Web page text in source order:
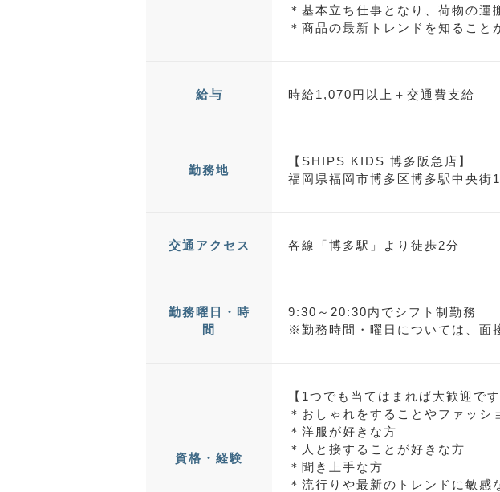
＊基本立ち仕事となり、荷物の運
＊商品の最新トレンドを知ること
給与 時給1,070円以上＋交通費支給
勤務地
【SHIPS KIDS 博多阪急店】
福岡県福岡市博多区博多駅中央
交通アクセス 各線「博多駅」より徒歩2分
勤務曜日・時
間
9:30～20:30内でシフト制勤務
※勤務時間・曜日については、面
資格・経験
【1つでも当てはまれば大歓迎です
＊おしゃれをすることやファッシ
＊洋服が好きな方
＊人と接することが好きな方
＊聞き上手な方
＊流行りや最新のトレンドに敏感